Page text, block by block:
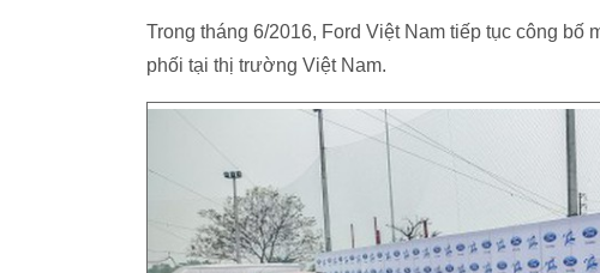
Trong tháng 6/2016, Ford Việt Nam tiếp tục công
phối tại thị trường Việt Nam.